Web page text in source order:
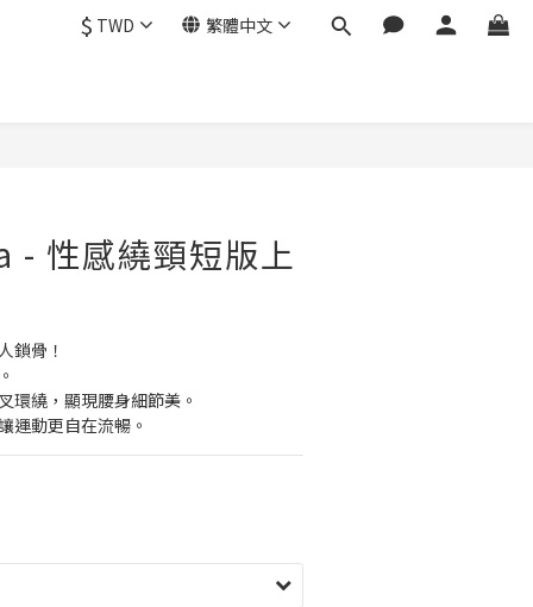
$ TWD 繁體中文
- 性感繞頸短版上
鎖骨！
環繞，顯現腰身細節美。
運動更自在流暢。